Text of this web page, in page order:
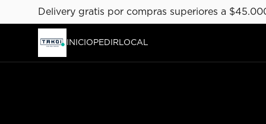
Delivery gratis por compras superiores a
INICIO PEDIRLOCAL